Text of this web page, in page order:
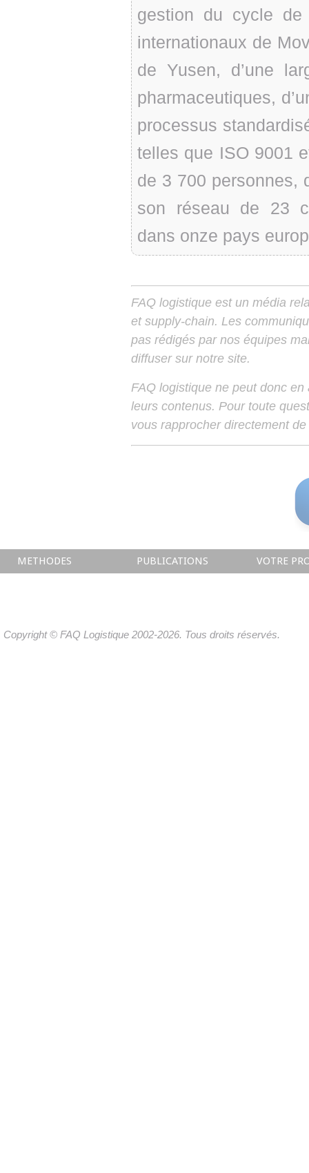
gestion du cycle
internationaux de
de Yusen, d’une
pharmaceutiques,
processus
telles que ISO 9001
de 3 700 personnes,
son réseau de 23
dans onze pays
FAQ logistique est un média
et supply-chain. Les
pas rédigés par nos équipes
diffuser sur notre site.
FAQ logistique ne peut donc
leurs contenus. Pour toute
vous rapprocher directement
METHODES PUBLICATIONS VOTRE
Copyright © FAQ Logistique 2002-2026. Tous droits réservés.